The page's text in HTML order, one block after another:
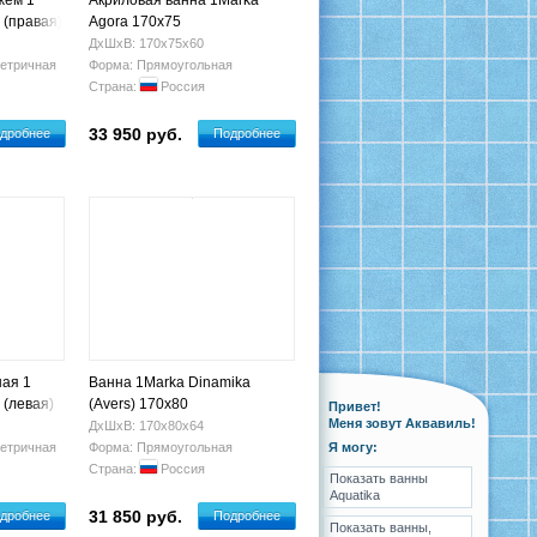
Agora 170x75
ДхШхВ: 170х75х60
Форма: Прямоугольная
Страна:
Россия
33 950 руб. Подробнее
1
Ванна 1Marka Dinamika
(Avers) 170x80
ДхШхВ: 170х80х64
Форма: Прямоугольная
Страна:
Россия
31 850 руб. Подробнее
Привет!
Меня зовут Аквавиль!
Я могу:
Показать ванны
Aquatika
Показать ванны,